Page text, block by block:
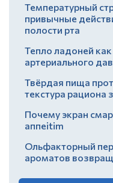
Температурный
привычные
полости рта
Тепло ладоней
артериального
Твёрдая пища
текстура
Почему экран
аппеitim
Ольфакторный
ароматов